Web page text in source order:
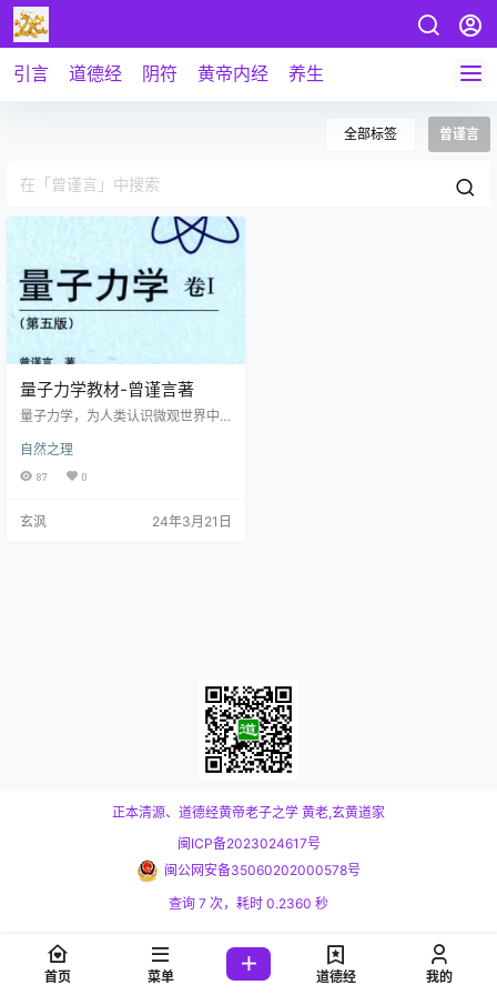
引言 道德经 阴符 黄帝内经 养生
全部标签 曾谨言
量子力学教材-曾谨言著
量子力学，为人类认识微观世界中
果。曾谨言教授所著的《量子力学
卷I+卷II第五版》教材，理论系统全
法。卷I中，作者首先介绍了量子力
自然之理
87 0
玄沨 24年3月21日
正本清源、道德经黄帝老子之学 黄老,玄黄道家
闽ICP备2023024617号
闽公网安备35060202000578号
查询 7 次，耗时 0.2360 秒
首页 菜单 道德经 我的